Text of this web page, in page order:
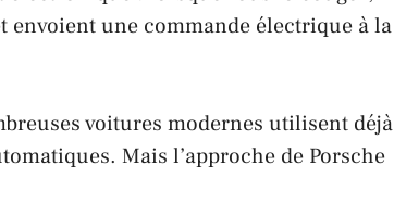
envoient une commande électrique à la
voitures modernes utilisent déjà
Mais l’approche de Porsche